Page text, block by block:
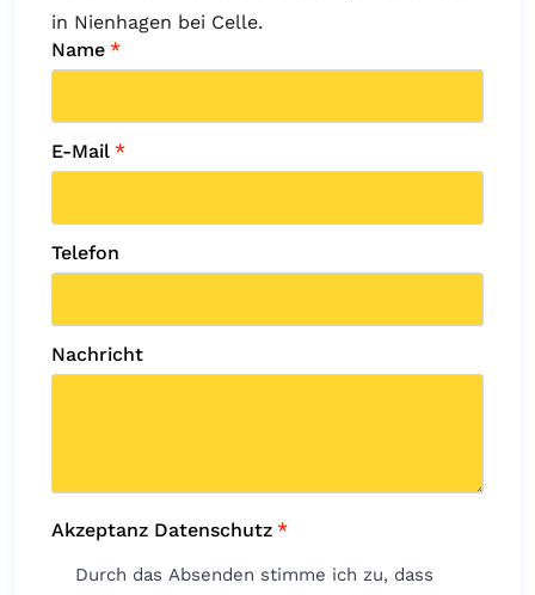
in Nienhagen bei Celle.
Name *
E-Mail *
Telefon
Nachricht
Akzeptanz Datenschutz *
Durch das Absenden stimme ich zu, dass